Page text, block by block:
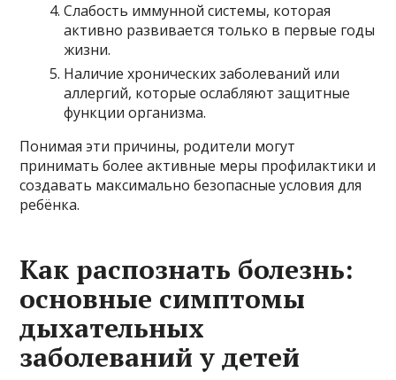
Слабость иммунной системы, которая
активно развивается только в первые годы
жизни.
Наличие хронических заболеваний или
аллергий, которые ослабляют защитные
функции организма.
Понимая эти причины, родители могут
принимать более активные меры профилактики и
создавать максимально безопасные условия для
ребёнка.
Как распознать болезнь:
основные симптомы
дыхательных
заболеваний у детей